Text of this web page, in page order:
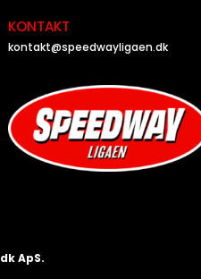
KONTAKT
kontakt@speedwayligaen.dk
ApS.